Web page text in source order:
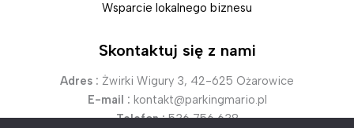
Wsparcie lokalnego biznesu
Skontaktuj się z nami
Adres : Żwirki Wigury 3, 42-625 Ożarowice
E-mail : kontakt@parkingmario.pl
Telefon :536 756 638